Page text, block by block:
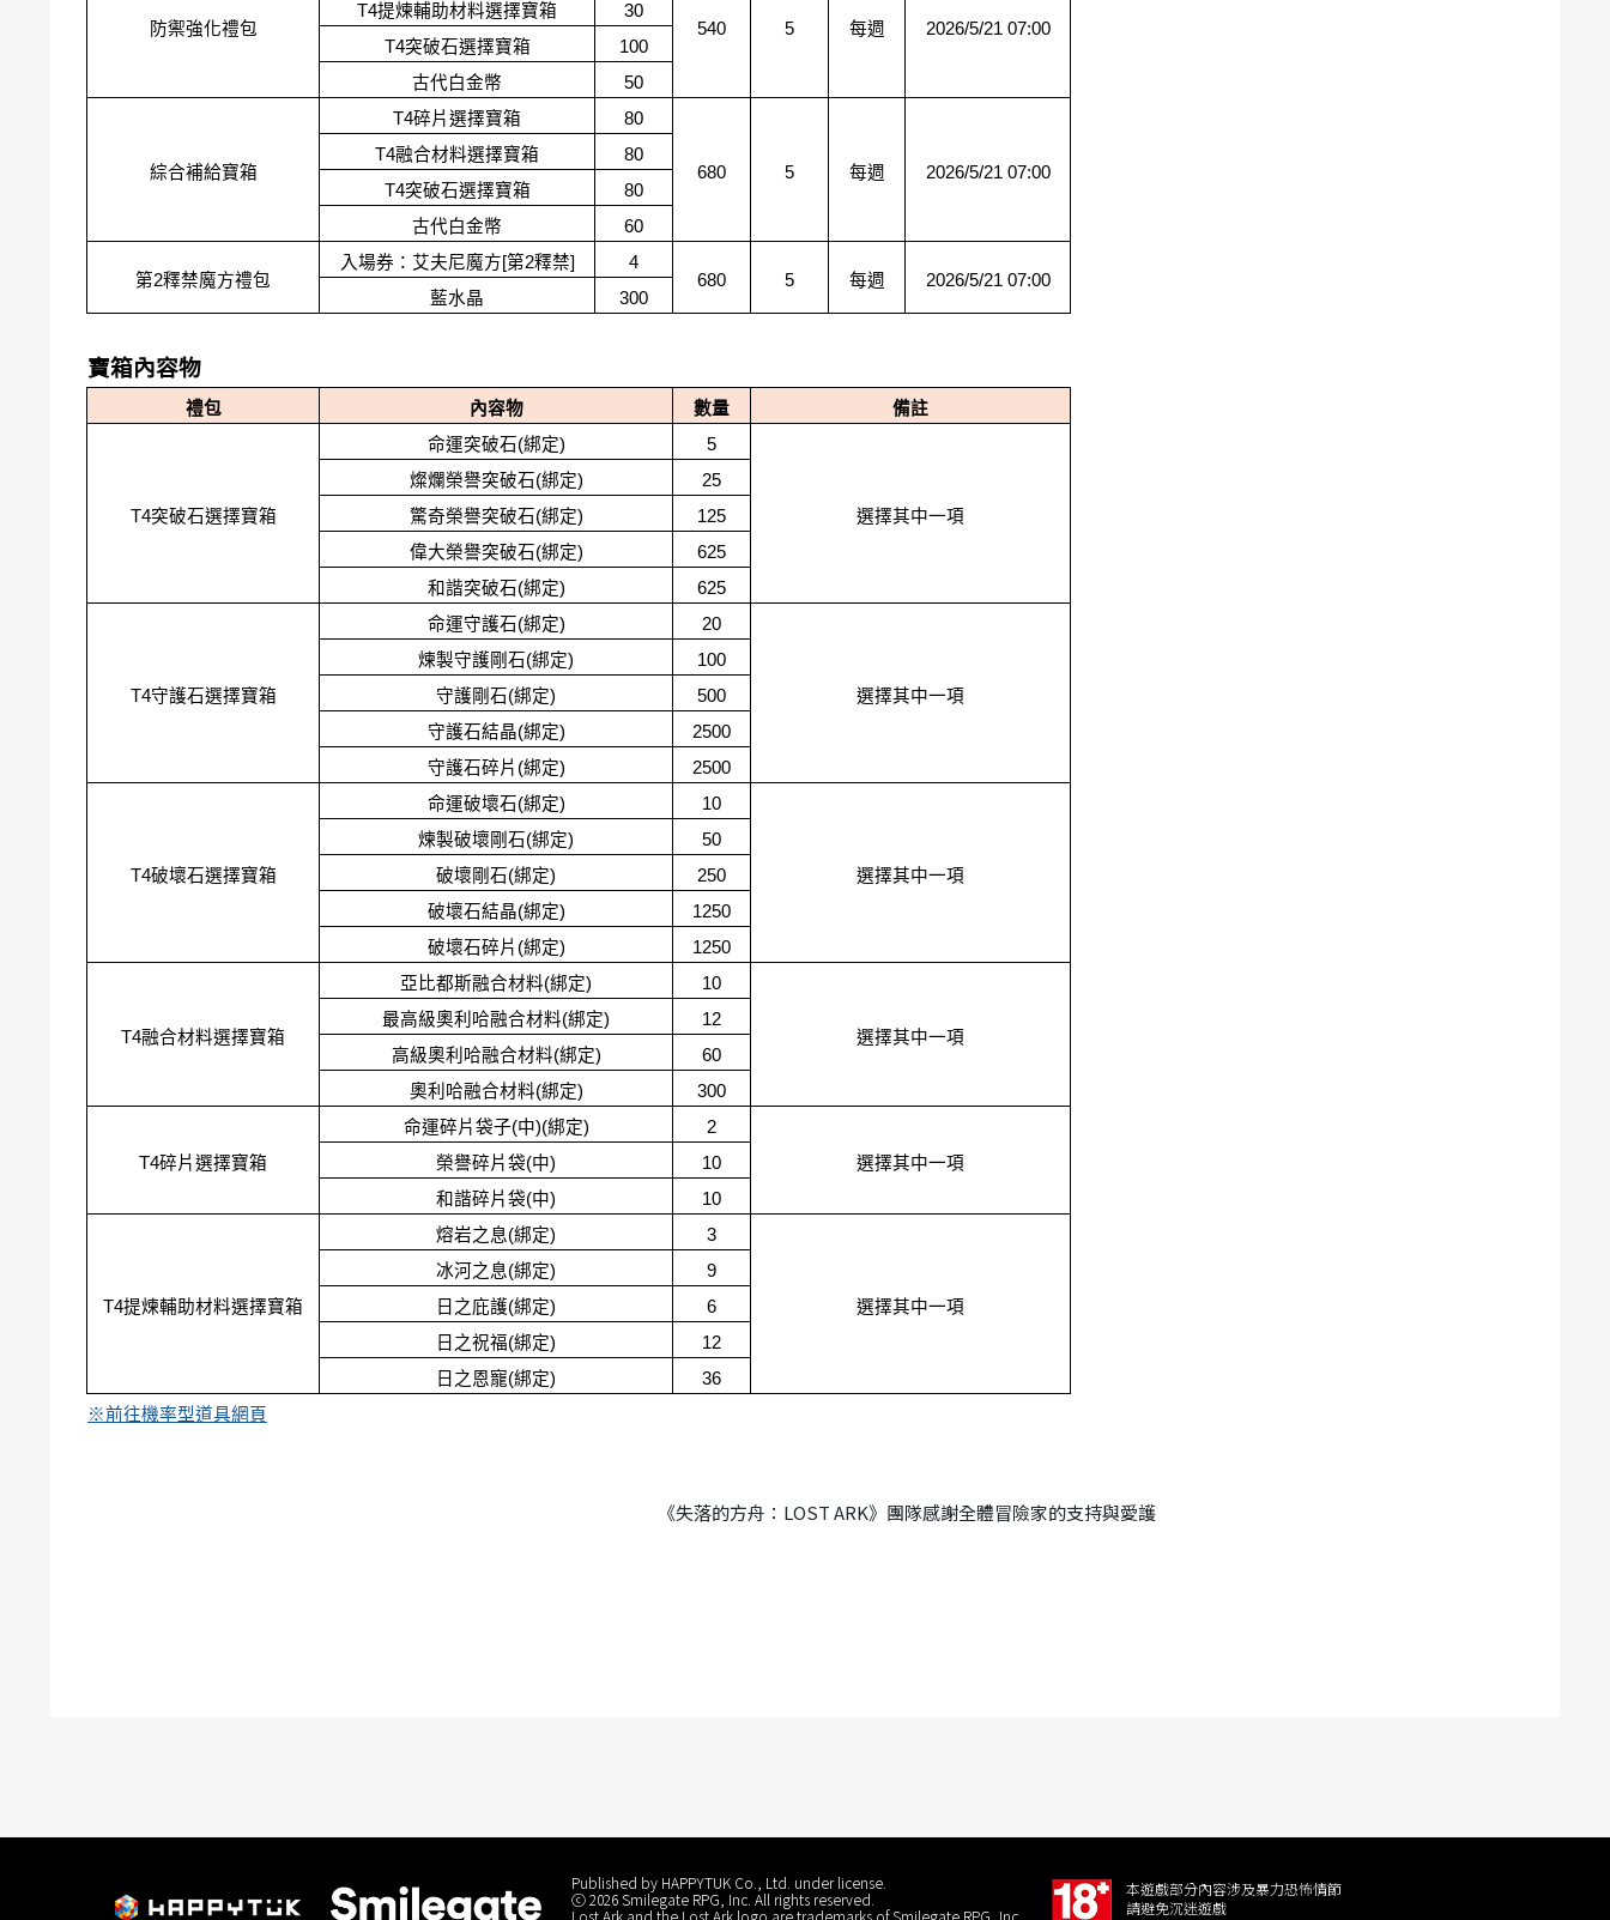
防禦強化禮包 540 5 每週 2026/5/21 07:00
T4提煉輔助材料選擇寶箱
30
T4突破石選擇寶箱
100
古代白金幣
50
綜合補給寶箱
T4碎片選擇寶箱 80
680 5 每週 2026/5/21 07:00
T4融合材料選擇寶箱
80
T4突破石選擇寶箱
80
古代白金幣
60
第2釋禁魔方禮包
入場券：艾夫尼魔方[第2釋禁]
4
680
5 每週
2026/5/21 07:00
藍水晶
300
寶箱內容物
禮包 內容物 數量 備註
T4突破石選擇寶箱
命運突破石(綁定) 5
選擇其中一項
燦爛榮譽突破石(綁定)
25
驚奇榮譽突破石(綁定)
125
偉大榮譽突破石(綁定)
625
和諧突破石(綁定)
625
T4守護石選擇寶箱
命運守護石(綁定) 20
選擇其中一項
煉製守護剛石(綁定)
100
守護剛石(綁定)
500
守護石結晶(綁定)
2500
守護石碎片(綁定)
2500
T4破壞石選擇寶箱
命運破壞石(綁定) 10
選擇其中一項
煉製破壞剛石(綁定)
50
破壞剛石(綁定)
250
破壞石結晶(綁定)
1250
破壞石碎片(綁定)
1250
T4融合材料選擇寶箱
亞比都斯融合材料(綁定) 10
選擇其中一項
最高級奧利哈融合材料(綁定)
12
高級奧利哈融合材料(綁定)
60
奧利哈融合材料(綁定)
300
T4碎片選擇寶箱
命運碎片袋子(中)(綁定)
2
選擇其中一項
榮譽碎片袋(中)
10
和諧碎片袋(中)
10
T4提煉輔助材料選擇寶箱
熔岩之息(綁定) 3
選擇其中一項
冰河之息(綁定)
9
日之庇護(綁定)
6
日之祝福(綁定)
12
日之恩寵(綁定)
36
※前往機率型道具網頁
《失落的方舟：LOST ARK》團隊感謝全體冒險家的支持與愛護
Published by HAPPYTUK Co., Ltd. under license.
ⓒ 2026 Smilegate RPG, Inc. All rights reserved.
Lost Ark and the Lost Ark logo are trademarks of Smilegate RPG, Inc.
本遊戲部分內容涉及暴力恐怖情節
請避免沉迷遊戲